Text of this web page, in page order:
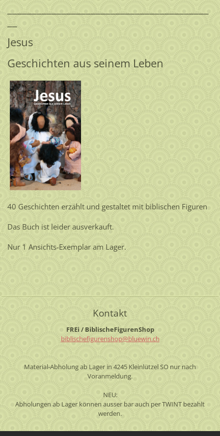
_________________________________________
__
Jesus
Geschichten aus seinem Leben
40 Geschichten erzählt und gestaltet mit biblischen Figuren
Das Buch ist leider ausverkauft.
Nur 1 Ansichts-Exemplar am Lager.
Kontakt
FREi / BiblischeFigurenShop
biblischefigurenshop@bluewin.ch
Material-Abholung ab Lager in 4245 Kleinlützel SO nur nach
Voranmeldung.
NEU:
Abholungen ab Lager können ausser bar auch per TWINT bezahlt
werden.